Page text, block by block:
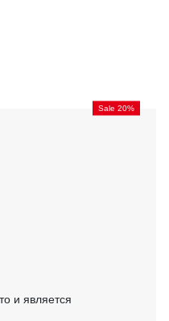
Sale 20%
и является